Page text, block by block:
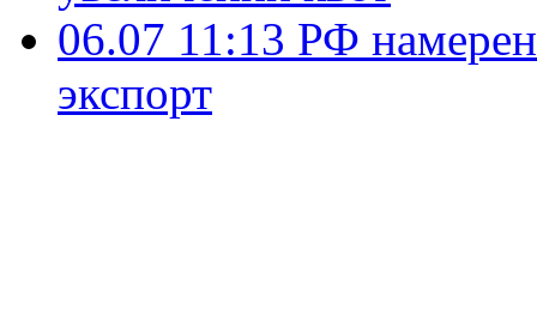
06.07 11:13 РФ
экспорт